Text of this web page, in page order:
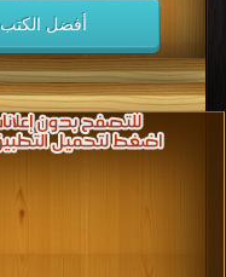
أفضل الكتب